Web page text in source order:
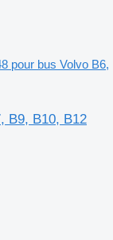
pour bus Volvo B6,
B9, B10, B12